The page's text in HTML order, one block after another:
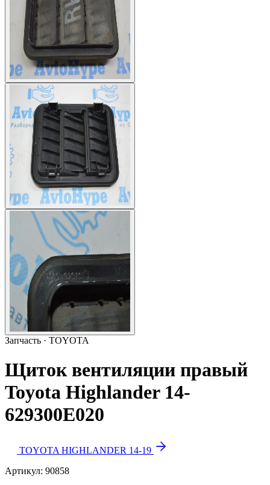
Запчасть · TOYOTA
Щиток вентиляции правый
Toyota Highlander 14-
629300E020
TOYOTA HIGHLANDER 14-19
Артикул: 90858